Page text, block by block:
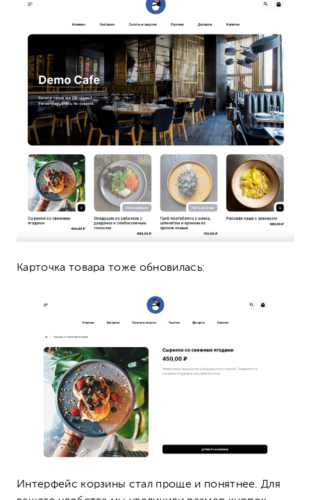
Карточка товара тоже обновилась:
Интерфейс корзины стал проще и понятнее. Для